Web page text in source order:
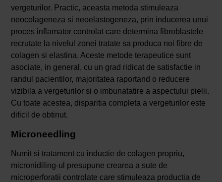
vergeturilor. Practic, aceasta metoda stimuleaza
neocolageneza si neoelastogeneza, prin inducerea unui
proces inflamator controlat care determina fibroblastele
recrutate la nivelul zonei tratate sa produca noi fibre de
colagen si elastina. Aceste metode terapeutice sunt
asociate, in general, cu un grad ridicat de satisfactie in
randul pacientilor, majoritatea raportand o reducere
vizibila a vergeturilor si o imbunatatire a aspectului pielii.
Cu toate acestea, disparitia completa a vergeturilor este
dificil de obtinut.
Microneedling
Numit si tratament cu inductie de colagen propriu,
micronidiling-ul presupune crearea a sute de
microperforatii controlate care stimuleaza productia de